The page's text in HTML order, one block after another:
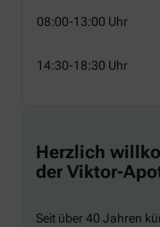
08:00-13:00 Uhr
14:30-18:30 Uhr
Herzlich
der Viktor-
Seit über 40 Jahren